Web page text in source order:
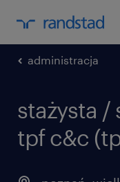
administracja
stażysta /
tpf c&c